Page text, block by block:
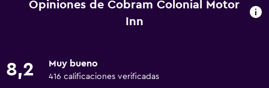
Extinguidor
Opiniones de Cobram Colonial Motor
Inn
8,2 Muy bueno
416 calificaciones verificadas